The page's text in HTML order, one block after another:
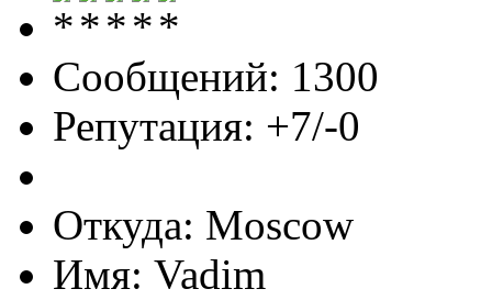
Сообщений: 1300
Репутация: +7/-0
Откуда: Moscow
Имя: Vadim